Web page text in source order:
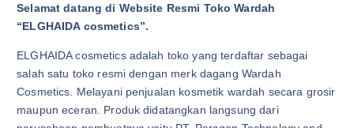
Selamat datang di Website Resmi Toko Wardah
“ELGHAIDA cosmetics”.
ELGHAIDA cosmetics adalah toko yang terdaftar sebagai
salah satu toko resmi dengan merk dagang Wardah
Cosmetics. Melayani penjualan kosmetik wardah secara grosir
maupun eceran. Produk didatangkan langsung dari